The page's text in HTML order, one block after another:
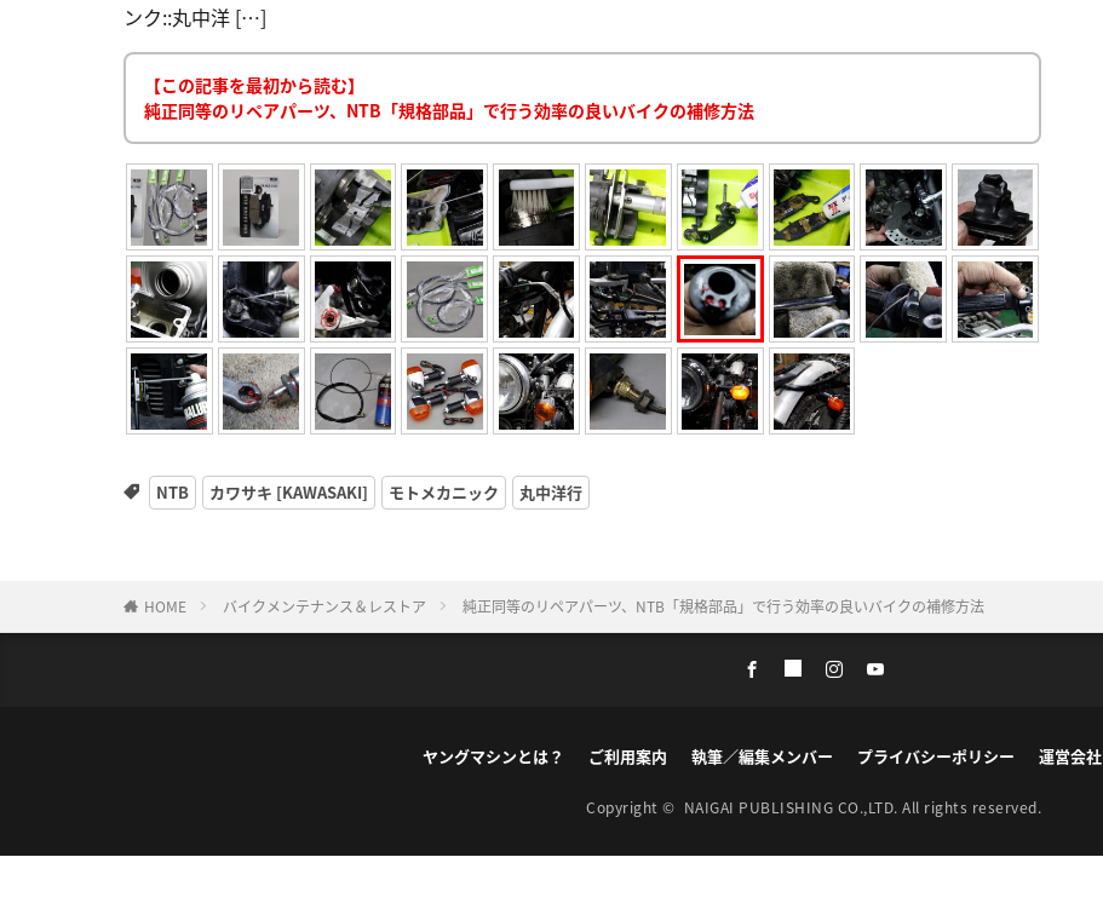
ンク::丸中洋 […]
【この記事を最初から読む】
純正同等のリペアパーツ、NTB「規格部品」で行う効率の良いバイクの補修方法
NTB カワサキ [KAWASAKI] モトメカニック 丸中洋行
HOME バイクメンテナンス＆レストア 純正同等のリペアパーツ、NTB「規格部品」で行う効率の良いバイクの補修方法
ヤングマシンとは？ ご利用案内 執筆／編集メンバー プライバシーポリシー 運営会社
Copyright © NAIGAI PUBLISHING CO.,LTD. All rights reserved.